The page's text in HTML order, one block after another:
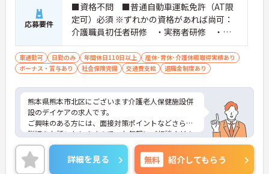
応募要件
■資格不問 ■普通自動車運転免許（AT限
定可）必須 ※ずれかの資格があれば尚可：
介護職員初任者研修 ・実務者研修 ・介
護福祉士 ■経験不問 ※デイケア経験があ
れば尚可
車通勤可 日勤のみ 年間休日110日以上
産休･育休･介護休暇取得実績あり
ボーナス・賞与あり
社会保険完備 交通費支給 退職金制度あり
熊本県熊本市北区にございます介護老人保健施設併
設のデイケアの求人です。
ご興味のある方には、面接対策ポイントなどさらに
詳細をお話いたしますので、お気軽にご相談くださ
い。
詳細を見る 無料 紹介してもらう